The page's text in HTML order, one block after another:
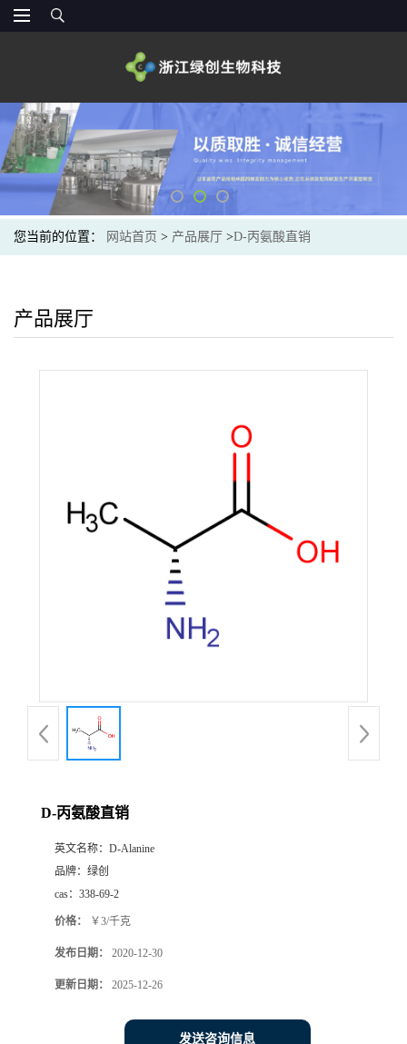
您当前的位置： 网站首页 > 产品展厅 >D-丙氨酸直销
产品展厅
D-丙氨酸直销
英文名称： D-Alanine
品牌： 绿创
cas： 338-69-2
价格： ￥3/千克
发布日期： 2020-12-30
更新日期： 2025-12-26
发送咨询信息